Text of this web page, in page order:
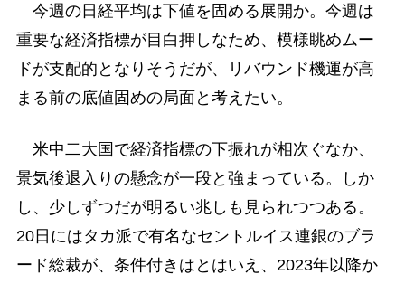
今週の日経平均は下値を固める展開か。今週は
重要な経済指標が目白押しなため、模様眺めムー
ドが支配的となりそうだが、リバウンド機運が高
まる前の底値固めの局面と考えたい。
米中二大国で経済指標の下振れが相次ぐなか、
景気後退入りの懸念が一段と強まっている。しか
し、少しずつだが明るい兆しも見られつつある。
20日にはタカ派で有名なセントルイス連銀のブラ
ード総裁が、条件付きはとはいえ、2023年以降か